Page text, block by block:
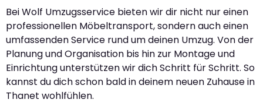
Bei Wolf Umzugsservice bieten wir dir nicht nur einen
professionellen Möbeltransport, sondern auch einen
umfassenden Service rund um deinen Umzug. Von der
Planung und Organisation bis hin zur Montage und
Einrichtung unterstützen wir dich Schritt für Schritt. So
kannst du dich schon bald in deinem neuen Zuhause in
Thanet wohlfühlen.